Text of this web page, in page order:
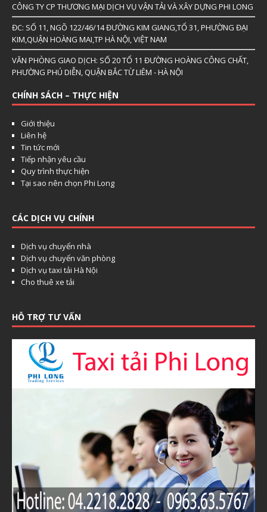
CÔNG TY CP THƯƠNG MẠI DỊCH VỤ VẬN TẢI VÀ XÂY DỰNG PHI LONG
ĐC: SỐ 11, NGÕ 122/46/14 ĐƯỜNG KIM GIANG,TỔ 31, PHƯỜNG ĐẠI
KIM,QUẬN HOÀNG MAI,TP HÀ NỘI, VIỆT NAM
VĂN PHÒNG GIAO DỊCH: SỐ 20 TỔ 11 ĐƯỜNG HOÀNG CÔNG CHẤT,
PHƯỜNG PHÚ DIỄN, QUẬN BẮC TỪ LIÊM - HÀ NỘI
CHÍNH SÁCH – THỰC HIỆN
Giới thiệu
Liên hệ
Tin tức mới
Tiếp nhận yêu cầu
Quy trình thực hiện
Tại sao nên chọn Phi Long
CÁC DỊCH VỤ CHÍNH
Dịch vụ chuyển nhà
Dịch vụ chuyển văn phòng
Dịch vụ taxi tải Hà Nội
Cho thuê xe tải
HỖ TRỢ TƯ VẤN